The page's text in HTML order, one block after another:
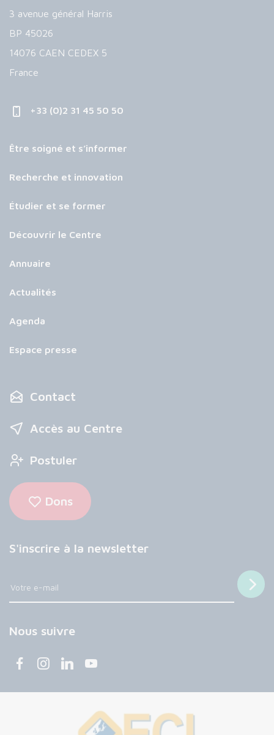
3 avenue général Harris
BP 45026
14076 CAEN CEDEX 5
France
+33 (0)2 31 45 50 50
Être soigné et s’informer
Recherche et innovation
Étudier et se former
Découvrir le Centre
Annuaire
Actualités
Agenda
Espace presse
Contact
Accès au Centre
Postuler
Dons
S'inscrire à la newsletter
Nous suivre